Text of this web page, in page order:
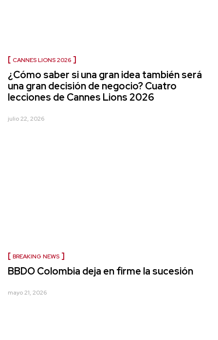
CANNES LIONS 2026
¿Cómo saber si una gran idea también será
una gran decisión de negocio? Cuatro
lecciones de Cannes Lions 2026
julio 22, 2026
BREAKING NEWS
BBDO Colombia deja en firme la sucesión
mayo 21, 2026